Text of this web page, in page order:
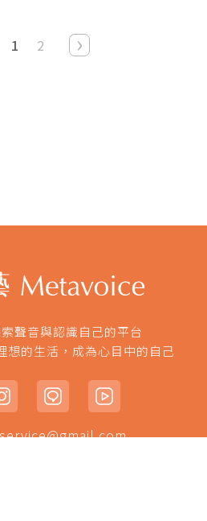
1 2 ›
聲音與認識自己的平台
想的生活，成為心目中的自己